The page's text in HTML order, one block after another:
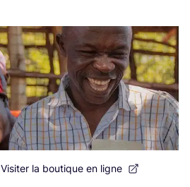
Visiter la boutique en ligne